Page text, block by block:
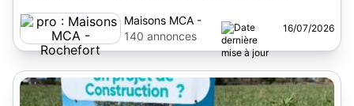
Maisons MCA -
Rochefort
140 annonces
16/07/2026